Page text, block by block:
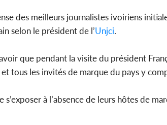
des meilleurs journalistes ivoiriens
selon le président de l’Unjci.
que pendant la visite du président
tous les invités de marque du pays y
à l’absence de leurs hôtes de